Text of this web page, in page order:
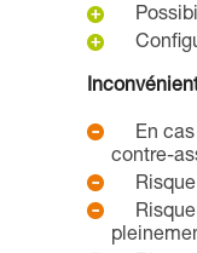
En
contre-